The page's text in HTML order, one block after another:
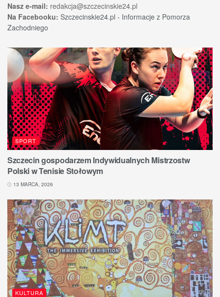
Nasz e-mail: redakcja@szczecinskie24.pl
Na Facebooku: Szczecinskie24.pl - Informacje z Pomorza
Zachodniego
SPORT
Szczecin gospodarzem Indywidualnych Mistrzostw
Polski w Tenisie Stołowym
13 MARCA, 2026
KULTURA